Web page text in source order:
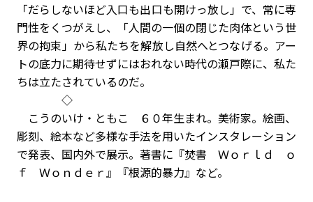
「だらしないほど入口も出口も開けっ放し」で、常に専
門性をくつがえし、「人間の一個の閉じた肉体という世
界の拘束」から私たちを解放し自然へとつなげる。アー
トの底力に期待せずにはおれない時代の瀬戸際に、私た
ちは立たされているのだ。
◇
こうのいけ・ともこ ６０年生まれ。美術家。絵画、
彫刻、絵本など多様な手法を用いたインスタレーション
で発表、国内外で展示。著書に『焚書 Ｗｏｒｌｄ ｏ
ｆ Ｗｏｎｄｅｒ』『根源的暴力』など。